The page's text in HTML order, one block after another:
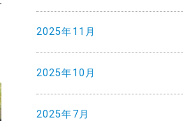
2025年11月
2025年10月
2025年7月